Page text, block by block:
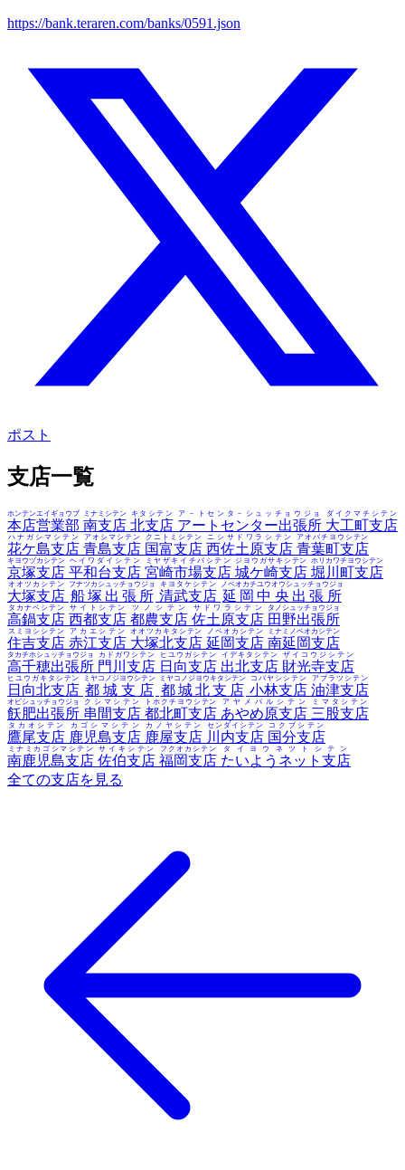
https://bank.teraren.com/banks/0591.json
ポスト
支店一覧
本店営業部
ホンテンエイギョウブ
南支店
ミナミシテン
北支店
キタシテン
アートセンター出張所
ア－トセンタ－シュッチョウジョ
大工町支店
ダイクマチシテン
花ケ島支店
ハナガシマシテン
青島支店
アオシマシテン
国富支店
クニトミシテン
西佐土原支店
ニシサドワラシテン
青葉町支店
アオバチヨウシテン
京塚支店
キヨウヅカシテン
平和台支店
ヘイワダイシテン
宮崎市場支店
ミヤザキイチバシテン
城ケ崎支店
ジヨウガサキシテン
堀川町支店
ホリカワチヨウシテン
大塚支店
オオツカシテン
船塚出張所
フナツカシュッチョウジョ
清武支店
キヨタケシテン
延岡中央出張所
ノベオカチユウオウシュッチョウジョ
高鍋支店
タカナベシテン
西都支店
サイトシテン
都農支店
ツノシテン
佐土原支店
サドワラシテン
田野出張所
タノシュッチョウジョ
住吉支店
スミヨシシテン
赤江支店
アカエシテン
大塚北支店
オオツカキタシテン
延岡支店
ノベオカシテン
南延岡支店
ミナミノベオカシテン
高千穂出張所
タカチホシュッチョウジョ
門川支店
カドガワシテン
日向支店
ヒユウガシテン
出北支店
イデキタシテン
財光寺支店
ザイコウジシテン
日向北支店
ヒユウガキタシテン
都城支店
ミヤコノジヨウシテン
都城北支店
ミヤコノジヨウキタシテン
小林支店
コバヤシシテン
油津支店
アブラツシテン
飫肥出張所
オビシュッチョウジョ
串間支店
クシマシテン
都北町支店
トホクチヨウシテン
あやめ原支店
アヤメバルシテン
三股支店
ミマタシテン
鷹尾支店
タカオシテン
鹿児島支店
カゴシマシテン
鹿屋支店
カノヤシテン
川内支店
センダイシテン
国分支店
コクブシテン
南鹿児島支店
ミナミカゴシマシテン
佐伯支店
サイキシテン
福岡支店
フクオカシテン
たいようネット支店
タイヨウネツトシテン
全ての支店を見る